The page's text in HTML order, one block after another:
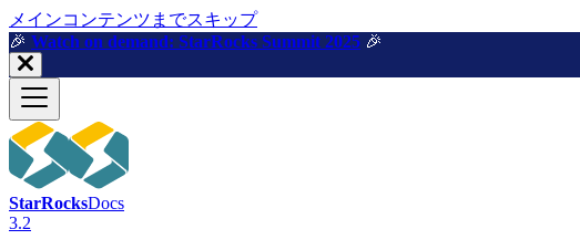
メインコンテンツまでスキップ
🎉️ Watch on demand: StarRocks Summit 2025 🎉️
StarRocksDocs
3.2